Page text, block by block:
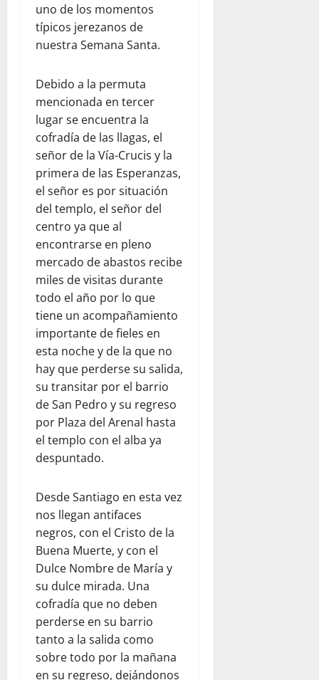
uno de los momentos
típicos jerezanos de
nuestra Semana Santa.
Debido a la permuta
mencionada en tercer
lugar se encuentra la
cofradía de las llagas, el
señor de la Vía-Crucis y la
primera de las Esperanzas,
el señor es por situación
del templo, el señor del
centro ya que al
encontrarse en pleno
mercado de abastos recibe
miles de visitas durante
todo el año por lo que
tiene un acompañamiento
importante de fieles en
esta noche y de la que no
hay que perderse su salida,
su transitar por el barrio
de San Pedro y su regreso
por Plaza del Arenal hasta
el templo con el alba ya
despuntado.
Desde Santiago en esta vez
nos llegan antifaces
negros, con el Cristo de la
Buena Muerte, y con el
Dulce Nombre de María y
su dulce mirada. Una
cofradía que no deben
perderse en su barrio
tanto a la salida como
sobre todo por la mañana
en su regreso, dejándonos